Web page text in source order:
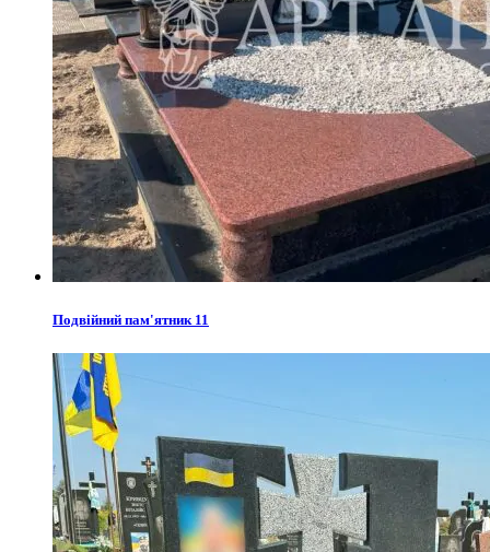
Подвійний пам'ятник 11